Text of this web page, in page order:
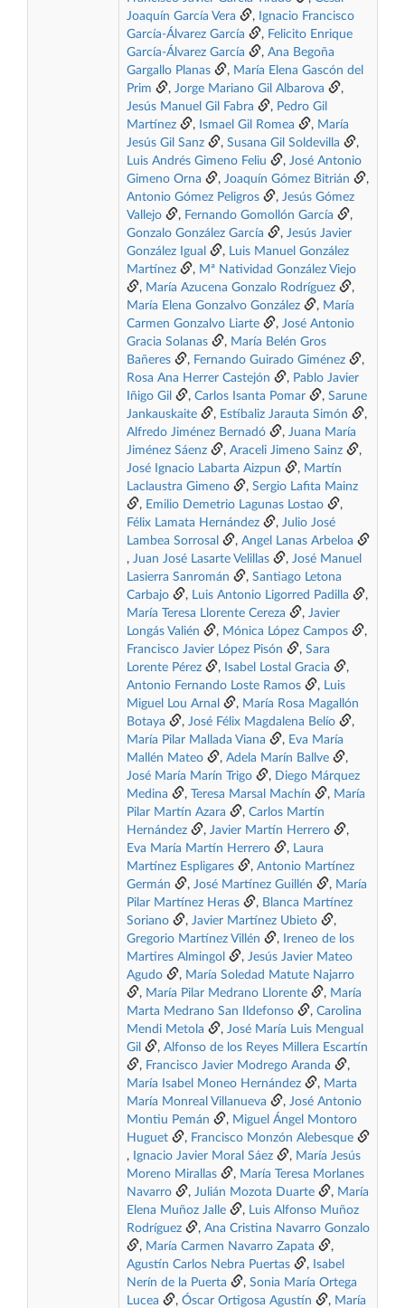
Joaquín García Vera
, Ignacio Francisco
García-Álvarez García
, Felicito Enrique
García-Álvarez García
, Ana Begoña
Gargallo Planas
, María Elena Gascón del
Prim
, Jorge Mariano Gil Albarova
,
Jesús Manuel Gil Fabra
, Pedro Gil
Martínez
, Ismael Gil Romea , María
Jesús Gil Sanz
, Susana Gil Soldevilla
,
Luis Andrés Gimeno Feliu
, José Antonio
Gimeno Orna
, Joaquín Gómez Bitrián
,
Antonio Gómez Peligros
, Jesús Gómez
Vallejo
, Fernando Gomollón García
,
Gonzalo González García
, Jesús Javier
González Igual
, Luis Manuel González
Martínez
, Mª Natividad González Viejo
, María Azucena Gonzalo Rodríguez
,
María Elena Gonzalvo González
, María
Carmen Gonzalvo Liarte
, José Antonio
Gracia Solanas
, María Belén Gros
Bañeres
, Fernando Guirado Giménez
,
Rosa Ana Herrer Castejón
, Pablo Javier
Iñigo Gil
, Carlos Isanta Pomar , Sarune
Jankauskaite
, Estíbaliz Jarauta Simón
,
Alfredo Jiménez Bernadó
, Juana María
Jiménez Sáenz
, Araceli Jimeno Sainz
,
José Ignacio Labarta Aizpun
, Martín
Laclaustra Gimeno
, Sergio Lafita Mainz
, Emilio Demetrio Lagunas Lostao
,
Félix Lamata Hernández
, Julio José
Lambea Sorrosal
, Angel Lanas Arbeloa
, Juan José Lasarte Velillas , José Manuel
Lasierra Sanromán
, Santiago Letona
Carbajo
, Luis Antonio Ligorred Padilla
,
María Teresa Llorente Cereza
, Javier
Longás Valién
, Mónica López Campos
,
Francisco Javier López Pisón
, Sara
Lorente Pérez
, Isabel Lostal Gracia
,
Antonio Fernando Loste Ramos
, Luis
Miguel Lou Arnal
, María Rosa Magallón
Botaya
, José Félix Magdalena Belío
,
María Pilar Mallada Viana
, Eva María
Mallén Mateo
, Adela Marín Ballve
,
José María Marín Trigo
, Diego Márquez
Medina
, Teresa Marsal Machín , María
Pilar Martín Azara
, Carlos Martín
Hernández
, Javier Martín Herrero
,
Eva María Martín Herrero
, Laura
Martínez Espligares
, Antonio Martínez
Germán
, José Martínez Guillén , María
Pilar Martínez Heras
, Blanca Martínez
Soriano
, Javier Martínez Ubieto
,
Gregorio Martínez Villén
,
Ireneo de los
Martires Almingol
, Jesús Javier Mateo
Agudo
, María Soledad Matute Najarro
, María Pilar Medrano Llorente , María
Marta Medrano San Ildefonso
, Carolina
Mendi Metola
, José María Luis Mengual
Gil
, Alfonso de los Reyes Millera Escartín
, Francisco Javier Modrego Aranda
,
María Isabel Moneo Hernández
, Marta
María Monreal Villanueva
, José Antonio
Montiu Pemán
, Miguel Ángel Montoro
Huguet
, Francisco Monzón Alebesque
, Ignacio Javier Moral Sáez , María Jesús
Moreno Mirallas
, María Teresa Morlanes
Navarro
, Julián Mozota Duarte , María
Elena Muñoz Jalle
, Luis Alfonso Muñoz
Rodríguez
, Ana Cristina Navarro Gonzalo
, María Carmen Navarro Zapata
,
Agustín Carlos Nebra Puertas
, Isabel
Nerín de la Puerta
, Sonia María Ortega
Lucea
, Óscar Ortigosa Agustín , María